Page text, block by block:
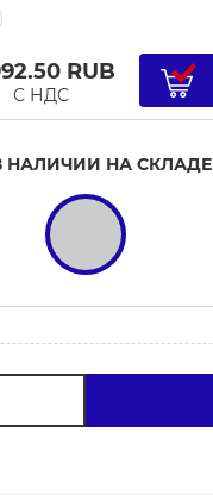
RUB
С НДС
НАЛИЧИИ НА СКЛАДЕ